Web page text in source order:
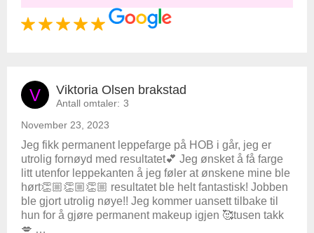
V Viktoria Olsen brakstad
Antall omtaler: 3
November 23, 2023
Jeg fikk permanent leppefarge på HOB i går, jeg er
utrolig fornøyd med resultatet💕 Jeg ønsket å få farge
litt utenfor leppekanten å jeg føler at ønskene mine ble
hørt👏🏼👏🏼👏🏼 resultatet ble helt fantastisk! Jobben
ble gjort utrolig nøye!! Jeg kommer uansett tilbake til
hun for å gjøre permanent makeup igjen 🥰tusen takk
💋 …